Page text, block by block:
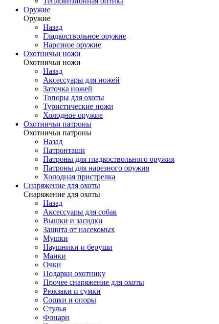
Оружие
Оружие
Назад
Гладкоствольное оружие
Нарезное оружие
Охотничьи ножи
Охотничьи ножи
Назад
Аксессуары для ножей
Заточка ножей
Топоры для охоты
Туристические ножи
Холодное оружие
Охотничьи патроны
Охотничьи патроны
Назад
Патронташи
Патроны для гладкоствольного оружия
Патроны для нарезного оружия
Холодная пристрелка
Снаряжение для охоты
Снаряжение для охоты
Назад
Аксессуары для собак
Вышки и засидки
Защита от насекомых
Мушки
Наушники и беруши
Манки
Очки
Подарки охотнику
Прочее снаряжение для охоты
Рюкзаки и сумки
Сошки и опоры
Стулья
Фонари